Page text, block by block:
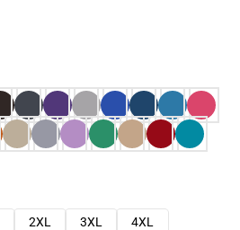
2XL 3XL
4XL